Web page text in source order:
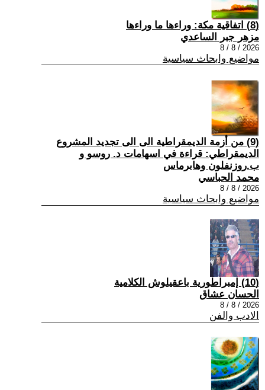
(8) اتفاقية مكة: وراءها ما وراءها
مزهر جبر الساعدي
2026 / 8 / 8
مواضيع وابحاث سياسية
(9) من أزمة الديمقراطية الى الى تجديد المشروع
الديمقراطي: قراءة في اسهامات د. روسو و
ب.روزنفلون وهابرماس
محمد الحباسي
2026 / 8 / 8
مواضيع وابحاث سياسية
(10) إمبراطورية باعقيلوش الكلامية
الحسان عشاق
2026 / 8 / 8
الادب والفن